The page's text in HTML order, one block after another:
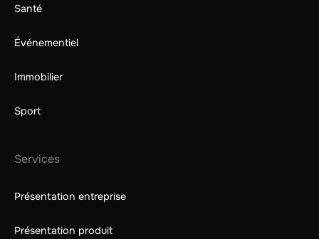
Santé
Événementiel
Immobilier
Sport
Services
Présentation entreprise
Présentation produit